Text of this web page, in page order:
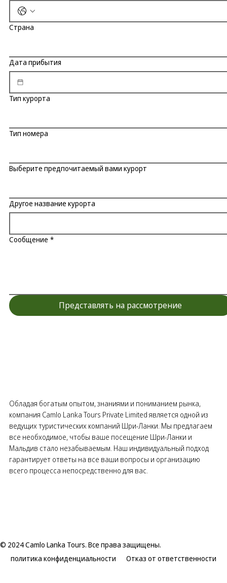
Страна
Дата прибытия
Тип курорта
Тип номера
Выберите предпочитаемый вами курорт
Другое название курорта
Сообщение *
Представлять на рассмотрение
© 2024 Camlo Lanka Tours. Все права защищены.
политика конфиденциальности
Отказ от ответственности
Обладая богатым опытом, знаниями и пониманием рынка,
компания Camlo Lanka Tours Private Limited является одной из
ведущих туристических компаний Шри-Ланки. Мы предлагаем
все необходимое, чтобы ваше посещение Шри-Ланки и
Мальдив стало незабываемым. Наш индивидуальный подход
гарантирует ответы на все ваши вопросы и организацию
всего процесса непосредственно для вас.